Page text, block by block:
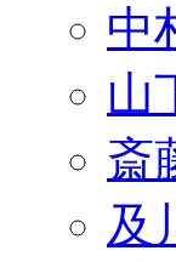
中
山
斎
及